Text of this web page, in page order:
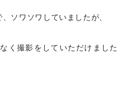
ソワソワしていましたが、
く撮影をしていただけました